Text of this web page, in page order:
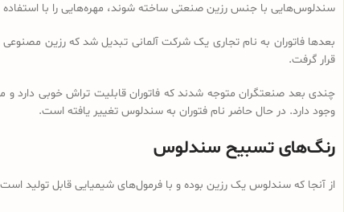
سندلوس‌هایی با جنس رزین صنعتی ساخته شوند، مهره‌هایی را با
بعدها فاتوران به نام تجاری یک شرکت آلمانی تبدیل شد که رزین
قرار گرفت.
چندی بعد صنعتگران متوجه شدند که فاتوران قابلیت تراش خوبی دارد
وجود دارد. در حال حاضر نام فتوران به سندلوس تغییر یافته است.
رنگ‌های تسبیح سندلوس
از آنجا که سندلوس یک رزین بوده و با فرمول‌های شیمیایی قابل تولید